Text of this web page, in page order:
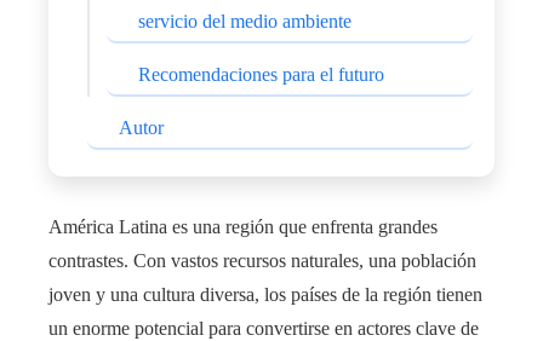
servicio del medio ambiente
Recomendaciones para el futuro
Autor
América Latina es una región que enfrenta grandes
contrastes. Con vastos recursos naturales, una población
joven y una cultura diversa, los países de la región tienen
un enorme potencial para convertirse en actores clave de